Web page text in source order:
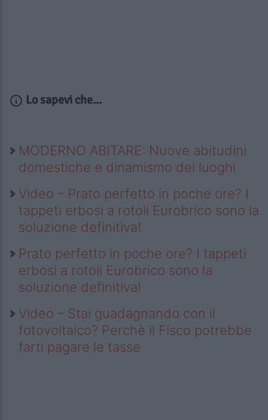
Lo sapevi che...
MODERNO ABITARE: Nuove abitudini
domestiche e dinamismo dei luoghi
Video – Prato perfetto in poche ore? I
tappeti erbosi a rotoli Eurobrico sono la
soluzione definitiva!
Prato perfetto in poche ore? I tappeti
erbosi a rotoli Eurobrico sono la
soluzione definitiva!
Video – Stai guadagnando con il
fotovoltaico? Perchè il Fisco potrebbe
farti pagare le tasse